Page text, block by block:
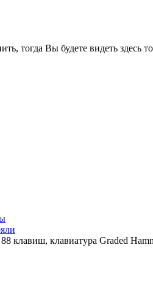
тогда Вы будете видеть здесь
клавиш, клавиатура Graded